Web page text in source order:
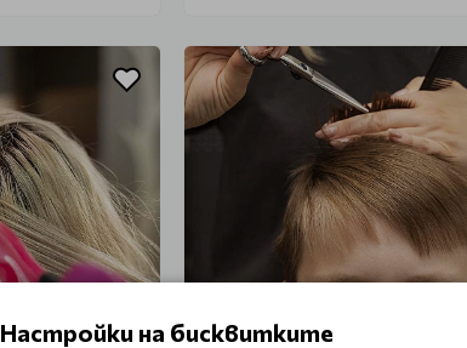
Настройки на бисквитките